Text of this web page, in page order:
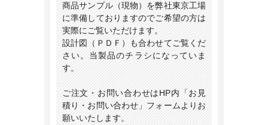
商品サンプル（現物）を弊社東京工場
に準備しておりますのでご希望の方は
実際にご覧いただけます。
設計図（ＰＤＦ）も合わせてご覧くだ
さい。当製品のチラシになっていま
す。
ご注文・お問い合わせはHP内「お見
積り・お問い合わせ」フォームよりお
願いいたします。